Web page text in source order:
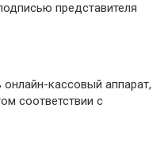
представителя
кассовый аппарат,
соответствии с